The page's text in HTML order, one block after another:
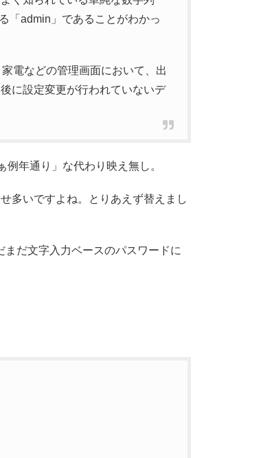
「admin」であることがわかっ
電などの管理画面において、出
に設定変更が行われていないデ
年通り」な代わり映え無し。
多いですよね。とりあえず替えまし
だ文字入力ベースのパスワードに